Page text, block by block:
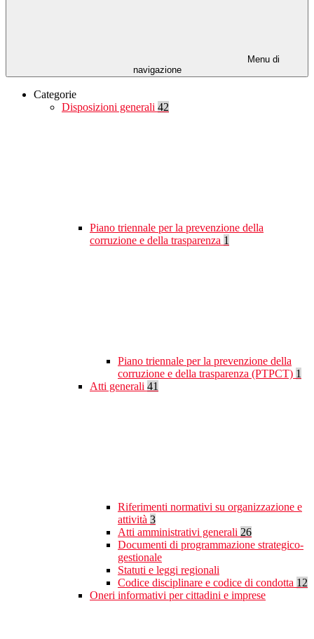
Menu di
navigazione
Categorie
Disposizioni generali 42
Piano triennale per la prevenzione della
corruzione e della trasparenza 1
Piano triennale per la prevenzione della
corruzione e della trasparenza (PTPCT) 1
Atti generali 41
Riferimenti normativi su organizzazione e
attività 3
Atti amministrativi generali 26
Documenti di programmazione strategico-
gestionale
Statuti e leggi regionali
Codice disciplinare e codice di condotta 12
Oneri informativi per cittadini e imprese